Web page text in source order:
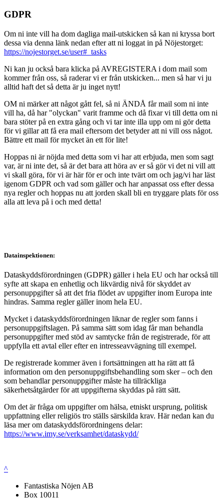
GDPR
Om ni inte vill ha dom dagliga mail-utskicken så kan ni kryssa bort
dessa via denna länk nedan efter att ni loggat in på Nöjestorget:
https://nojestorget.se/user#_tasks
Ni kan ju också bara klicka på AVREGISTERA i dom mail som
kommer från oss, så raderar vi er från utskicken... men så har vi ju
alltid haft det så detta är ju inget nytt!
OM ni märker att något gått fel, så ni ÄNDÅ får mail som ni inte
vill ha, då har "olyckan" varit framme och då fixar vi till detta om ni
bara stöter på en extra gång och vi tar inte illa upp om ni gör detta
för vi gillar att få era mail eftersom det betyder att ni vill oss något.
Bättre ett mail för mycket än ett för lite!
Hoppas ni är nöjda med detta som vi har att erbjuda, men som sagt
var, är ni inte det, så är det bara att höra av er så gör vi det ni vill att
vi skall göra, för vi är här för er och inte tvärt om och jag/vi har läst
igenom GDPR och vad som gäller och har anpassat oss efter dessa
nya regler och hoppas nu att jorden skall bli en tryggare plats för oss
alla att leva på i och med detta!
Datainspektionen:
Dataskyddsförordningen (GDPR) gäller i hela EU och har också till
syfte att skapa en enhetlig och likvärdig nivå för skyddet av
personuppgifter så att det fria flödet av uppgifter inom Europa inte
hindras. Samma regler gäller inom hela EU.
Mycket i dataskyddsförordningen liknar de regler som fanns i
personuppgiftslagen. På samma sätt som idag får man behandla
personuppgifter med stöd av samtycke från de registrerade, för att
uppfylla ett avtal eller efter en intresseavvägning till exempel.
De registrerade kommer även i fortsättningen att ha rätt att få
information om den personuppgiftsbehandling som sker – och den
som behandlar personuppgifter måste ha tillräckliga
säkerhetsåtgärder för att uppgifterna skyddas på rätt sätt.
Om det är fråga om uppgifter om hälsa, etniskt ursprung, politisk
uppfattning eller religiös tro ställs särskilda krav. Här nedan kan du
läsa mer om dataskyddsförordningens delar:
https://www.imy.se/verksamhet/dataskydd/
^
Fantastiska Nöjen AB
Box 10011